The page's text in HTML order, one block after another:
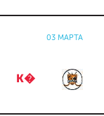
03 МАРТА
К�